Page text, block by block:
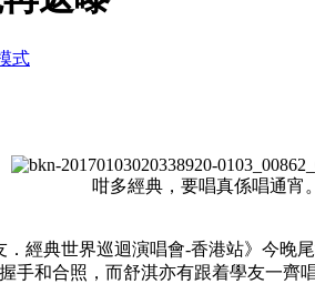
式
咁多經典，要唱真係唱通宵。
．經典世界巡迴演唱會-香港站》今
手和合照，而舒淇亦有跟着學友一齊唱